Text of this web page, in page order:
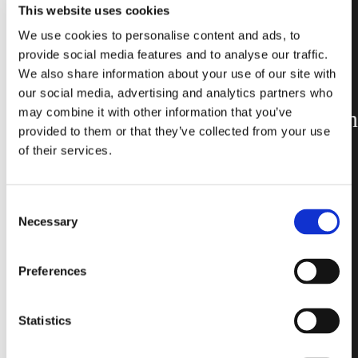
This website uses cookies
We use cookies to personalise content and ads, to
provide social media features and to analyse our traffic.
We also share information about your use of our site with
our social media, advertising and analytics partners who
may combine it with other information that you’ve
provided to them or that they’ve collected from your use
of their services.
Selection
Necessary
Preferences
Statistics
Imperial Size
4":
Disponibles en
formats carrés
rectangulaires
différents
épaisseurs et
dessins de
, elles